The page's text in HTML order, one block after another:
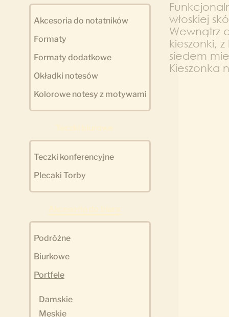
Akcesoria do notatników
Formaty
Formaty dodatkowe
Okładki notesów
Kolorowe notesy z motywami
Teczki konferencyjne
Plecaki Torby
Podróżne
Biurkowe
Portfele
Damskie
Męskie
włoskiej
Wewnątrz
kieszonki,
siedem
Kieszonka